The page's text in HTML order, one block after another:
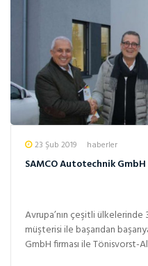
23 Şub 2019 haberler
SAMCO Autotechnik
Avrupa’nın çeşitli
müşterisi ile başarıdan
GmbH firması ile Tönisvorst-